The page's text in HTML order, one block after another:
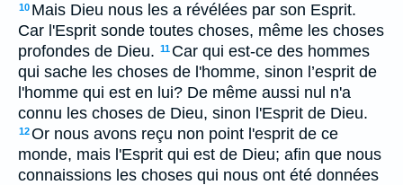
10 Mais Dieu nous les a révélées par son Esprit.
Car l'Esprit sonde toutes choses, même les choses
profondes de Dieu. 11 Car qui est-ce des hommes
qui sache les choses de l'homme, sinon l’esprit de
l'homme qui est en lui? De même aussi nul n'a
connu les choses de Dieu, sinon l'Esprit de Dieu.
12Or nous avons reçu non point l'esprit de ce
monde, mais l'Esprit qui est de Dieu; afin que nous
connaissions les choses qui nous ont été données